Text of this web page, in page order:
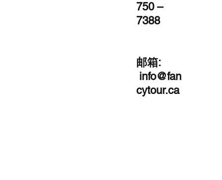
750 –
7388
邮箱:
info@fan
cytour.ca